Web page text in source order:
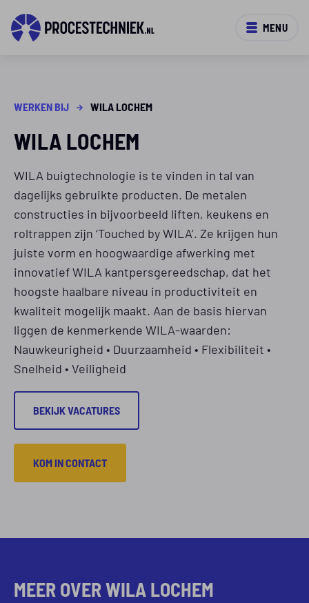
MENU
WERKEN BIJ WILA LOCHEM
WILA LOCHEM
WILA buigtechnologie is te vinden in tal van
dagelijks gebruikte producten. De metalen
constructies in bijvoorbeeld liften, keukens en
roltrappen zijn ‘Touched by WILA’. Ze krijgen hun
juiste vorm en hoogwaardige afwerking met
innovatief WILA kantpersgereedschap, dat het
hoogste haalbare niveau in productiviteit en
kwaliteit mogelijk maakt. Aan de basis hiervan
liggen de kenmerkende WILA-waarden:
Nauwkeurigheid • Duurzaamheid • Flexibiliteit •
Snelheid • Veiligheid
BEKIJK VACATURES
KOM IN CONTACT
MEER OVER WILA LOCHEM